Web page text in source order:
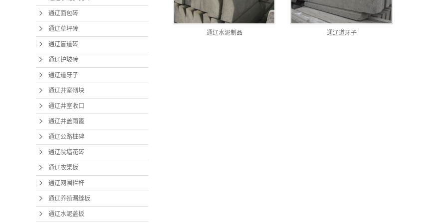
通辽养殖漏缝板
通辽水泥盖板
通辽面包砖
通辽草坪砖
通辽盲道砖
通辽护坡砖
通辽道牙子
通辽井室砌块
通辽井室收口
通辽井盖雨篦
通辽公路桩碑
通辽院墙花砖
通辽农渠板
通辽网围栏杆
通辽养殖漏缝板
通辽水泥盖板
通辽水泥制品 通辽道牙子